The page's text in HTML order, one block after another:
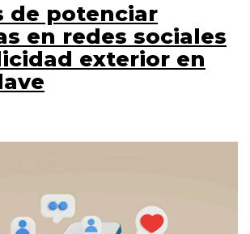
de potenciar
en redes sociales
exterior en